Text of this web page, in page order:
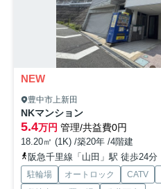
NEW
豊中市上新田
NKマンション
5.4万円 管理/共益費0円
18.20㎡ (1K) /築20年 /4階建
阪急千里線「山田」駅 徒歩24分
駐輪場 オートロック CATV